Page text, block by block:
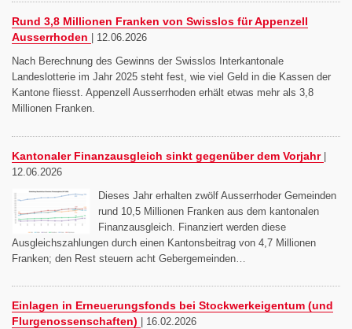
Rund 3,8 Millionen Franken von Swisslos für Appenzell
Ausserrhoden
12.06.2026
Nach Berechnung des Gewinns der Swisslos Interkantonale
Landeslotterie im Jahr 2025 steht fest, wie viel Geld in die Kassen der
Kantone fliesst. Appenzell Ausserrhoden erhält etwas mehr als 3,8
Millionen Franken.
Kantonaler Finanzausgleich sinkt gegenüber dem Vorjahr |
12.06.2026
Dieses Jahr erhalten zwölf Ausserrhoder Gemeinden
rund 10,5 Millionen Franken aus dem kantonalen
Finanzausgleich. Finanziert werden diese
Ausgleichszahlungen durch einen Kantonsbeitrag von 4,7 Millionen
Franken; den Rest steuern acht Gebergemeinden…
Einlagen in Erneuerungsfonds bei Stockwerkeigentum (und
Flurgenossenschaften)
16.02.2026